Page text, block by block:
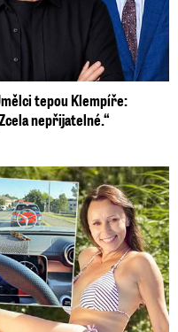
tepou Klempíře:
nepřijatelné.“
si došlápla policie